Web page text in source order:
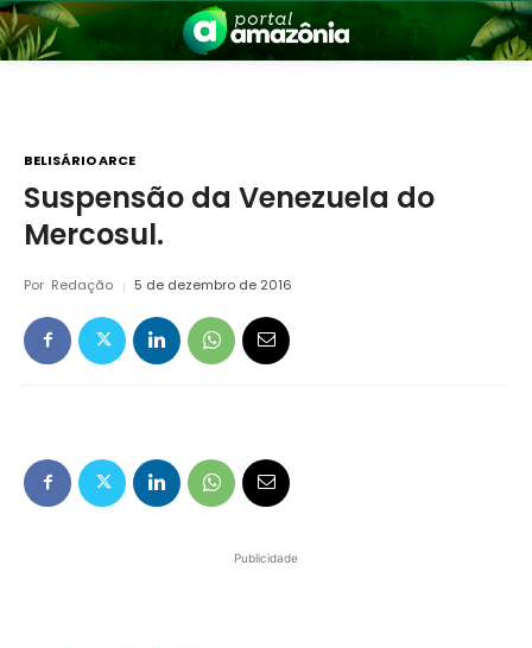
BELISÁRIO ARCE
Suspensão da Venezuela do
Mercosul.
Por Redação 5 de dezembro de 2016
Publicidade